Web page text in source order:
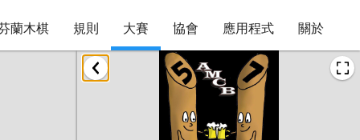
蘭木棋 規則 大賽 協會 應用程式 關於
2022年1月
Tournoi Mixte ASPTTOM
2022年1月22日|法國